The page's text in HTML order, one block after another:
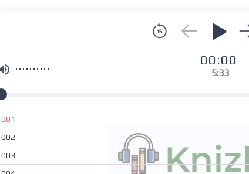
00:00
5:33
001
002
003